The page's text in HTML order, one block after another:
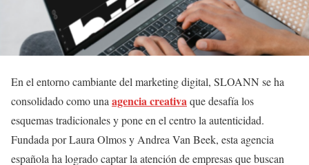
En el entorno cambiante del marketing digital, SLOANN se ha
consolidado como una agencia creativaque desafía los
esquemas tradicionales y pone en el centro la autenticidad.
Fundada por Laura Olmos y Andrea Van Beek, esta agencia
española ha logrado captar la atención de empresas que buscan